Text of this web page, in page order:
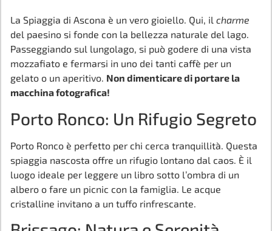
La Spiaggia di Ascona è un vero gioiello. Qui, il charme
del paesino si fonde con la bellezza naturale del lago.
Passeggiando sul lungolago, si può godere di una vista
mozzafiato e fermarsi in uno dei tanti caffè per un
gelato o un aperitivo. Non dimenticare di portare la
macchina fotografica!
Porto Ronco: Un Rifugio Segreto
Porto Ronco è perfetto per chi cerca tranquillità. Questa
spiaggia nascosta offre un rifugio lontano dal caos. È il
luogo ideale per leggere un libro sotto l’ombra di un
albero o fare un picnic con la famiglia. Le acque
cristalline invitano a un tuffo rinfrescante.